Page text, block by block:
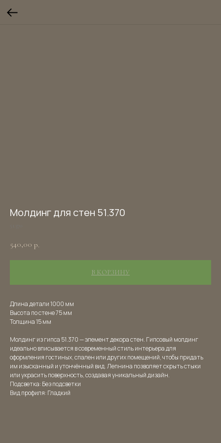
Молдинг для стен 51.370
540,00 р.
В КОРЗИНУ
Длина детали 1000 мм
Высота по стене 75 мм
Толщина 15 мм
Молдинг из гипса 51.370 — элемент декора стен. Гипсовый молдинг
идеально вписывается в современный стиль интерьера для
оформления гостиных, спален или других помещений, чтобы придать
им изысканный и утончённый вид. Лепнина позволяет скрыть стыки
или украсить поверхность, создавая уникальный дизайн.
Подсветка: Без подсветки
Вид профиля: Гладкий